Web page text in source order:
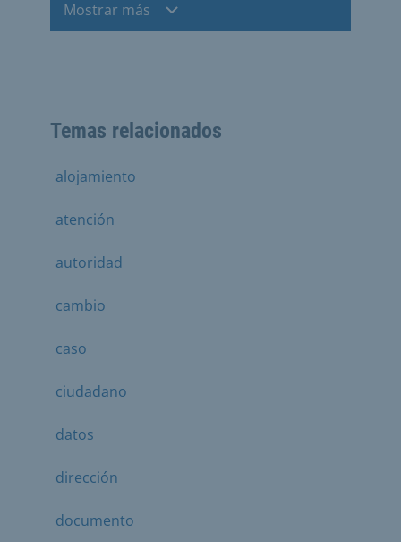
Mostrar más
Temas relacionados
alojamiento
atención
autoridad
cambio
caso
ciudadano
datos
dirección
documento